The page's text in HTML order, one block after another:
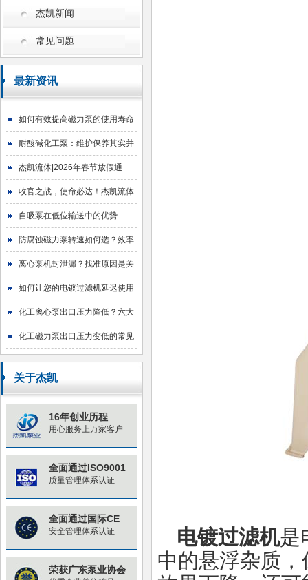
杰凯新闻
常见问题
最新资讯
如何有效提高磁力泵的使用寿命
耐酸碱化工泵：维护保养其实并
不难
杰凯流体|2026年春节放假通
知！
收官之战，使命必达！杰凯流体
2025年目标圆满达成
自吸泵在低位输送中的优势
防腐蚀磁力泵转速如何选？效率
与寿命的平衡艺术
离心泵机封泄漏？找准原因是关
键！
如何让您的电镀过滤机延迟使用
寿命
化工离心泵出口压力降低？六大
原因与排查指南
化工磁力泵出口压力变低的常见
原因与对策
关于杰凯
16年创业历程
用心服务上万家客户
全面通过ISO9001
质量管理体系认证
全面通过国际CE
安全管理体系认证
荣获广东泵业协会
电镀过滤机是
中的悬浮杂质